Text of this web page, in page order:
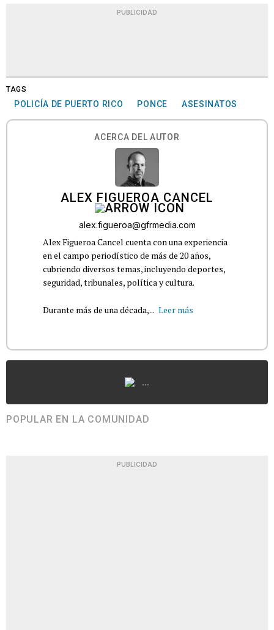
PUBLICIDAD
TAGS
POLICÍA DE PUERTO RICO PONCE ASESINATOS
ACERCA DEL AUTOR
ALEX FIGUEROA CANCEL
alex.figueroa@gfrmedia.com
Alex Figueroa Cancel cuenta con una experiencia
en el campo periodístico de más de 20 años,
cubriendo diversos temas, incluyendo deportes,
seguridad, tribunales, política y cultura.
Durante más de una década,... Leer más
...
POPULAR EN LA COMUNIDAD
PUBLICIDAD